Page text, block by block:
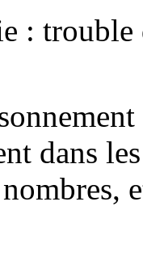
:
dans